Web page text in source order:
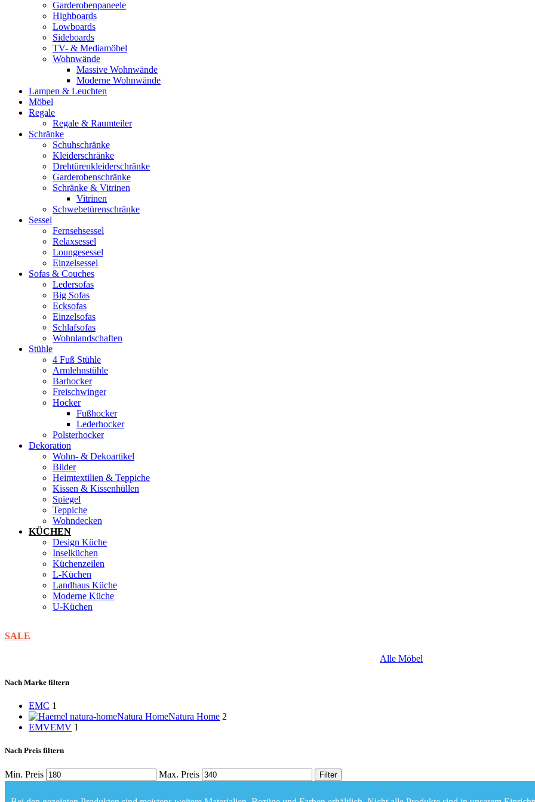
Garderobenpaneele
Highboards
Lowboards
Sideboards
TV- & Mediamöbel
Wohnwände
Massive Wohnwände
Moderne Wohnwände
Lampen & Leuchten
Möbel
Regale
Regale & Raumteiler
Schränke
Schuhschränke
Kleiderschränke
Drehtürenkleiderschränke
Garderobenschränke
Schränke & Vitrinen
Vitrinen
Schwebetürenschränke
Sessel
Fernsehsessel
Relaxsessel
Loungesessel
Einzelsessel
Sofas & Couches
Ledersofas
Big Sofas
Ecksofas
Einzelsofas
Schlafsofas
Wohnlandschaften
Stühle
4 Fuß Stühle
Armlehnstühle
Barhocker
Freischwinger
Hocker
Fußhocker
Lederhocker
Polsterhocker
Dekoration
Wohn- & Dekoartikel
Bilder
Heimtextilien & Teppiche
Kissen & Kissenhüllen
Spiegel
Teppiche
Wohndecken
KÜCHEN
Design Küche
Inselküchen
Küchenzeilen
L-Küchen
Landhaus Küche
Moderne Küche
U-Küchen
SALE
Alle Möbel
Nach Marke filtern
EMC 1
Natura HomeNatura Home 2
EMVEMV 1
Nach Preis filtern
Min. Preis Max. Preis Filter